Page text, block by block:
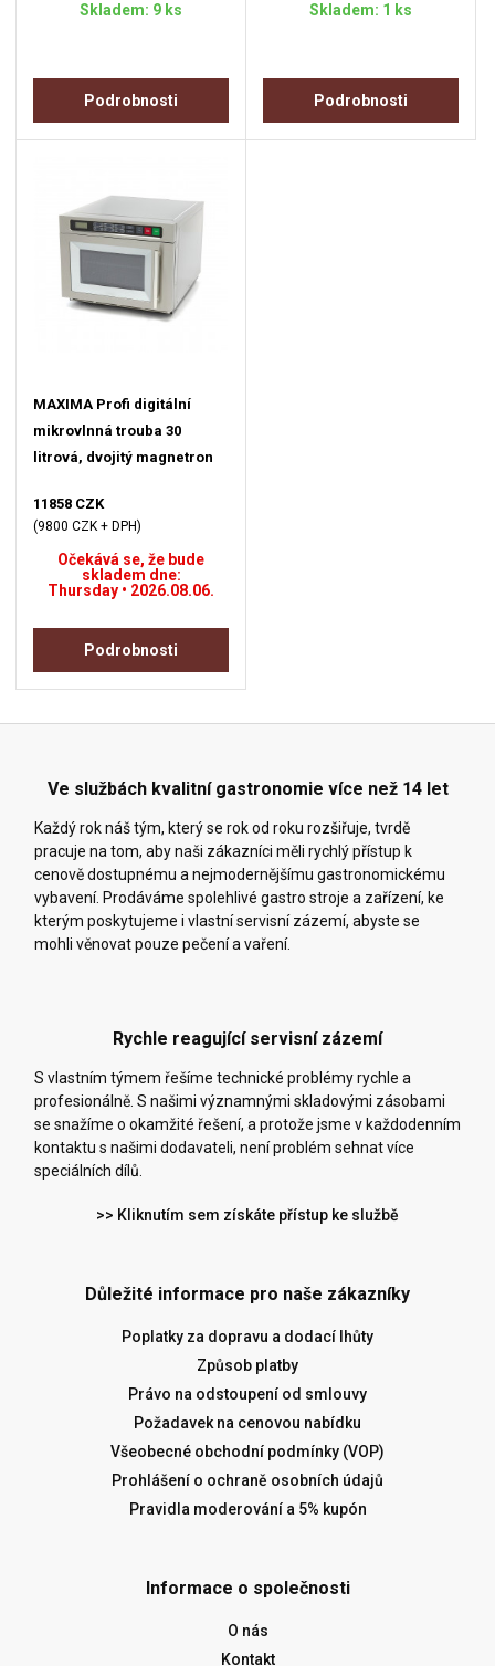
Skladem: 9 ks
Podrobnosti
Skladem: 1 ks
Podrobnosti
MAXIMA Profi digitální
mikrovlnná trouba 30
litrová, dvojitý magnetron
11858 CZK
(9800 CZK + DPH)
Očekává se, že bude
skladem dne:
Thursday • 2026.08.06.
Podrobnosti
Ve službách kvalitní gastronomie více než 14 let
Každý rok náš tým, který se rok od roku rozšiřuje, tvrdě
pracuje na tom, aby naši zákazníci měli rychlý přístup k
cenově dostupnému a nejmodernějšímu gastronomickému
vybavení. Prodáváme spolehlivé gastro stroje a zařízení, ke
kterým poskytujeme i vlastní servisní zázemí, abyste se
mohli věnovat pouze pečení a vaření.
Rychle reagující servisní zázemí
S vlastním týmem řešíme technické problémy rychle a
profesionálně. S našimi významnými skladovými zásobami
se snažíme o okamžité řešení, a protože jsme v každodenním
kontaktu s našimi dodavateli, není problém sehnat více
speciálních dílů.
>> Kliknutím sem získáte přístup ke službě
Důležité informace pro naše zákazníky
Poplatky za dopravu a dodací lhůty
Způsob platby
Právo na odstoupení od smlouvy
Požadavek na cenovou nabídku
Všeobecné obchodní podmínky (VOP)
Prohlášení o ochraně osobních údajů
Pravidla moderování a 5% kupón
Informace o společnosti
O nás
Kontakt